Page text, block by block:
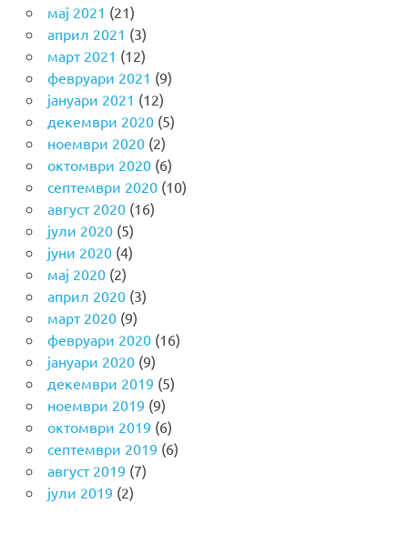
мај 2021 (21)
април 2021 (3)
март 2021 (12)
февруари 2021 (9)
јануари 2021 (12)
декември 2020(5)
ноември 2020(2)
октомври 2020(6)
септември 2020(10)
август 2020(16)
јули 2020(5)
јуни 2020(4)
мај 2020(2)
април 2020(3)
март 2020(9)
февруари 2020(16)
јануари 2020(9)
декември 2019 (5)
ноември 2019 (9)
октомври 2019 (6)
септември 2019 (6)
август 2019 (7)
јули 2019 (2)